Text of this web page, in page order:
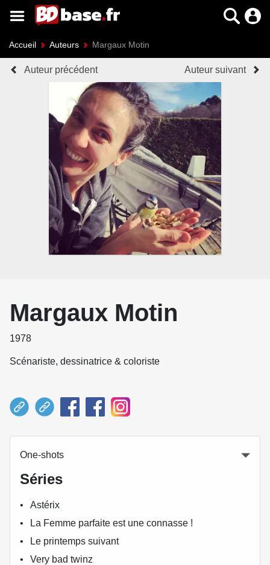
Accueil Auteurs Margaux Motin
Auteur précédent Auteur suivant
Margaux Motin
1978
Scénariste, dessinatrice & coloriste
One-shots
Séries
Astérix
La Femme parfaite est une connasse !
Le printemps suivant
Very bad twinz